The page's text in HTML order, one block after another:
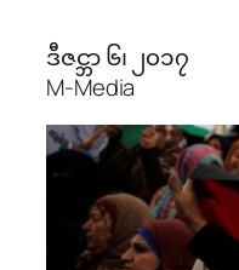
ဒီဇင္ဘာ ၆၊ ၂၀၁၇
M-Media